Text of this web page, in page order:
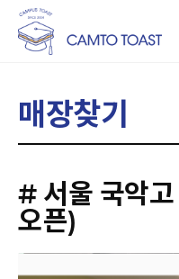
매장찾기
# 서울 국악
오픈)